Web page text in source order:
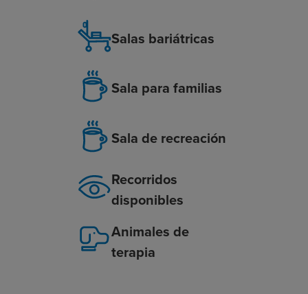
Salas bariátricas
Sala para familias
Sala de recreación
Recorridos
disponibles
Animales de
terapia